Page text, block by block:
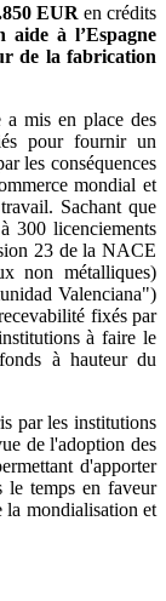
EUR en crédits
aide à l’Espagne
de la fabrication
a mis en place des
pour fournir un
les conséquences
mondial et
Sachant que
300 licenciements
23 de la NACE
non métalliques)
Valenciana")
fixés par
à faire le
à hauteur du
par les institutions
de l'adoption des
d'apporter
le temps en faveur
la mondialisation et